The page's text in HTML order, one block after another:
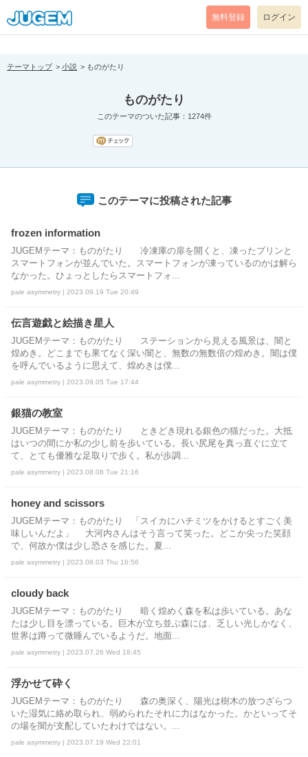
[pear_error: message="Success" code=0 mode=return level=notice
prefix="" info=""]
無料登録 ログイン
テーマトップ 小説 ものがたり
ものがたり
このテーマのついた記事：1274件
このテーマに投稿された記事
frozen information
JUGEMテーマ：ものがたり 冷凍庫の扉を開くと、凍ったプリンと
スマートフォンが並んでいた。スマートフォンが凍っているのかは解ら
なかった。ひょっとしたらスマートフォ...
pale asymmetry | 2023.09.19 Tue 20:49
伝言遊戯と絵描き星人
JUGEMテーマ：ものがたり ステーションから見える風景は、闇と
煌めき。どこまでも果てなく深い闇と、無数の無数倍の煌めき。闇は僕
を呼んでいるように思えて、煌めきは僕...
pale asymmetry | 2023.09.05 Tue 17:44
銀猫の教室
JUGEMテーマ：ものがたり ときどき現れる銀色の猫だった。大抵
はいつの間にか私の少し前を歩いている。長い尻尾を真っ直ぐに立て
て、とても優雅な足取りで歩く。私が歩調...
pale asymmetry | 2023.08.08 Tue 21:16
honey and scissors
JUGEMテーマ：ものがたり 「スイカにハチミツをかけるとすごく美
味しいんだよ」 大河内さんはそう言って笑った。どこか尖った笑顔
で、何故か僕は少し恐さを感じた。夏...
pale asymmetry | 2023.08.03 Thu 16:56
cloudy back
JUGEMテーマ：ものがたり 暗く煌めく森を私は歩いている。あな
たは少し目を漂っている。巨木が立ち並ぶ森には、乏しい光しかなく、
世界は蹲って微睡んでいるようだ。地面...
pale asymmetry | 2023.07.26 Wed 18:45
浮かせて砕く
JUGEMテーマ：ものがたり 森の奥深く、陽光は樹木の放つざらつ
いた湿気に絡め取られ、弱められたそれに力はなかった。かといってそ
の場を闇が支配していたわけではない。...
pale asymmetry | 2023.07.19 Wed 22:01